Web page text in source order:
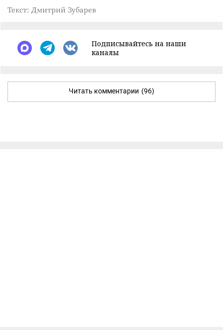
Текст: Дмитрий Зубарев
Подписывайтесь на наши
каналы
Читать комментарии (96)